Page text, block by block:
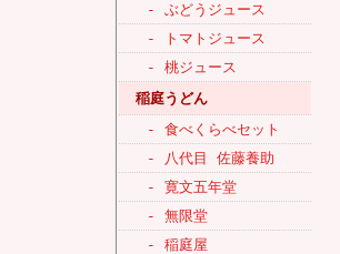
- ぶどうジュース
- トマトジュース
- 桃ジュース
稲庭うどん
- 食べくらべセット
- 八代目 佐藤養助
- 寛文五年堂
- 無限堂
- 稲庭屋